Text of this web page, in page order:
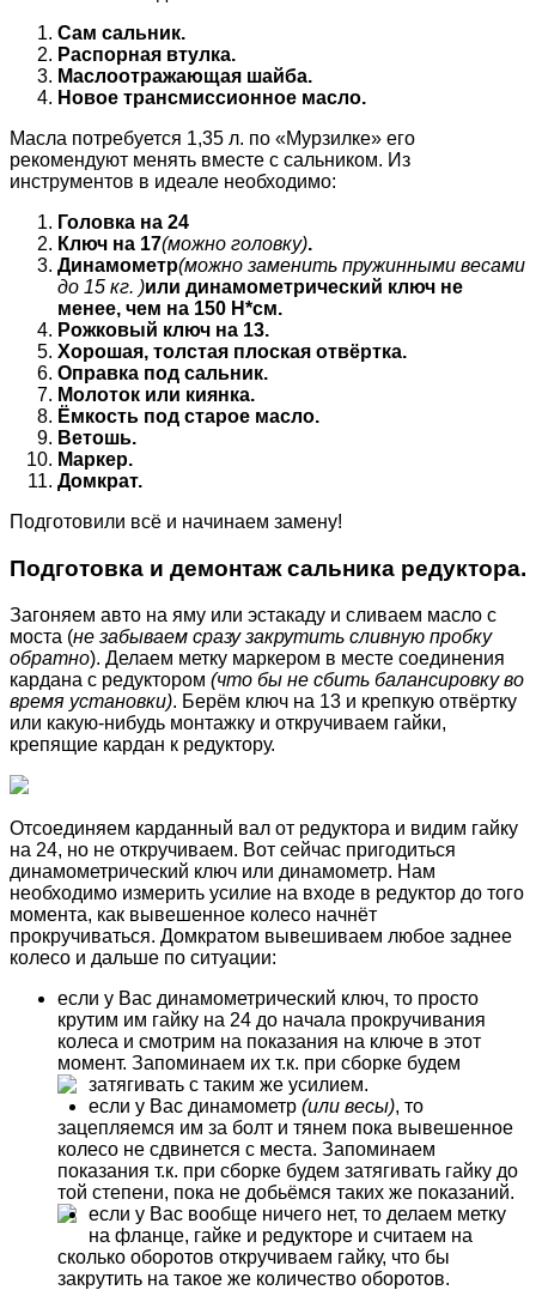
Сам сальник.
Распорная втулка.
Маслоотражающая шайба.
Новое трансмиссионное масло.
Масла потребуется 1,35 л. по «Мурзилке» его
рекомендуют менять вместе с сальником. Из
инструментов в идеале необходимо:
Головка на 24
Ключ на 17(можно головку).
Динамометр(можно заменить пружинными весами
до 15 кг. )или динамометрический ключ не
менее, чем на 150 Н*см.
Рожковый ключ на 13.
Хорошая, толстая плоская отвёртка.
Оправка под сальник.
Молоток или киянка.
Ёмкость под старое масло.
Ветошь.
Маркер.
Домкрат.
Подготовили всё и начинаем замену!
Подготовка и демонтаж сальника редуктора.
Загоняем авто на яму или эстакаду и сливаем масло с
моста (не забываем сразу закрутить сливную пробку
обратно). Делаем метку маркером в месте соединения
кардана с редуктором (что бы не сбить балансировку во
время установки). Берём ключ на 13 и крепкую отвёртку
или какую-нибудь монтажку и откручиваем гайки,
крепящие кардан к редуктору.
Отсоединяем карданный вал от редуктора и видим гайку
на 24, но не откручиваем. Вот сейчас пригодиться
динамометрический ключ или динамометр. Нам
необходимо измерить усилие на входе в редуктор до того
момента, как вывешенное колесо начнёт
прокручиваться. Домкратом вывешиваем любое заднее
колесо и дальше по ситуации:
если у Вас динамометрический ключ, то просто
крутим им гайку на 24 до начала прокручивания
колеса и смотрим на показания на ключе в этот
момент. Запоминаем их т.к. при сборке будем
затягивать с таким же усилием.
если у Вас динамометр (или весы), то
зацепляемся им за болт и тянем пока вывешенное
колесо не сдвинется с места. Запоминаем
показания т.к. при сборке будем затягивать гайку до
той степени, пока не добьёмся таких же показаний.
если у Вас вообще ничего нет, то делаем метку
на фланце, гайке и редукторе и считаем на
сколько оборотов откручиваем гайку, что бы
закрутить на такое же количество оборотов.